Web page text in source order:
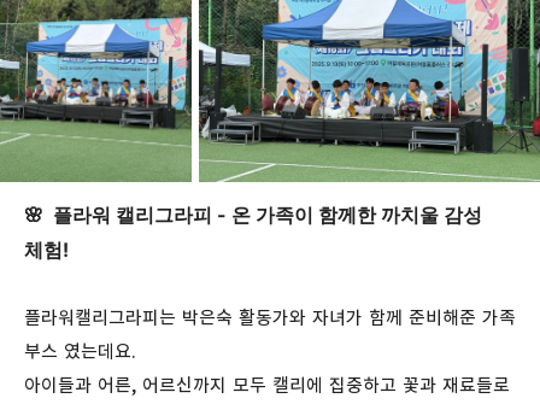
🌸 플라워 캘리그라피 - 온 가족이 함께한 까치울 감성
체험!
플라워캘리그라피는 박은숙 활동가와 자녀가 함께 준비해준 가족
부스 였는데요.
아이들과 어른, 어르신까지 모두 캘리에 집중하고 꽃과 재료들로